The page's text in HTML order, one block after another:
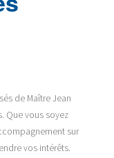
de Maître Jean
Que vous soyez
sur
vos intérêts.